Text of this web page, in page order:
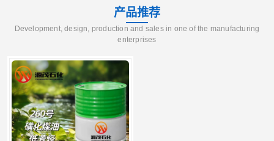
产品推荐
Development, design, production and sales in one of the manufacturing
enterprises